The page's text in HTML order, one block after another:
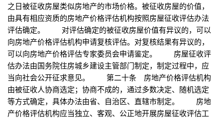
之日被征收房屋类似房地产的市场价格。被征收房屋的价值，
由具有相应资质的房地产价格评估机构按照房屋征收评估办法
评估确定。 对评估确定的被征收房屋价值有异议的，可以
向房地产价格评估机构申请复核评估。对复核结果有异议的，
可以向房地产价格评估专家委员会申请鉴定。 房屋征收评
估办法由国务院住房城乡建设主管部门制定，制定过程中，应
当向社会公开征求意见。 第二十条 房地产价格评估机构
由被征收人协商选定；协商不成的，通过多数决定、随机选定
等方式确定，具体办法由省、自治区、直辖市制定。 房地
产价格评估机构应当独立、客观、公正地开展房屋征收评估工